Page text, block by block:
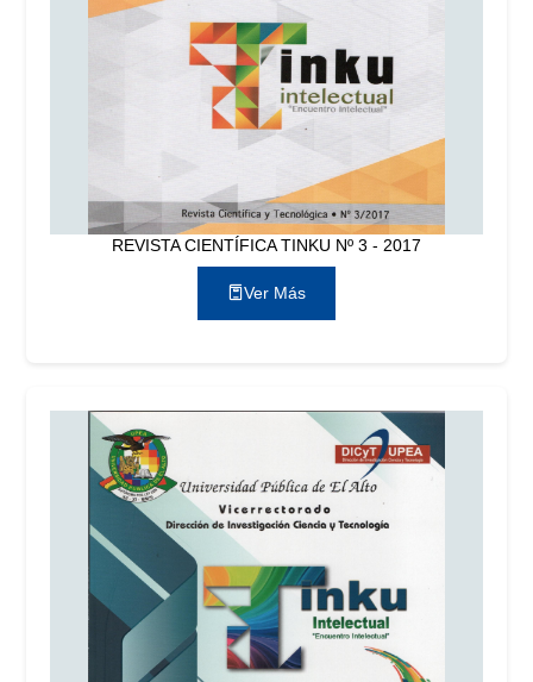
REVISTA CIENTÍFICA TINKU Nº 3 - 2017
Ver Más